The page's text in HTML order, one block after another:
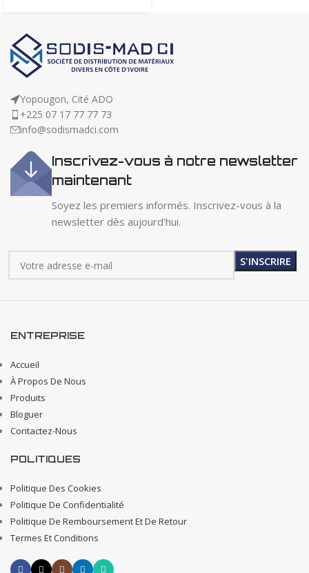
Yopougon, Cité ADO
+225 07 17 77 77 73
info@sodismadci.com
Inscrivez-vous à notre newsletter
maintenant
Soyez les premiers informés. Inscrivez-vous à la
newsletter dès aujourd'hui.
ENTREPRISE
Accueil
À Propos De Nous
Produits
Bloguer
Contactez-Nous
POLITIQUES
Politique Des Cookies
Politique De Confidentialité
Politique De Remboursement Et De Retour
Termes Et Conditions